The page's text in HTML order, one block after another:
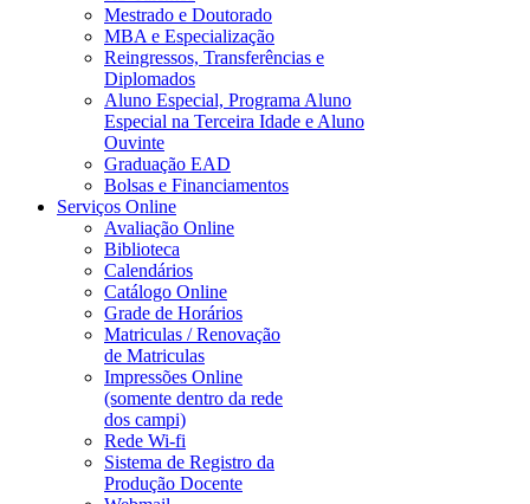
Mestrado e Doutorado
MBA e Especialização
Reingressos, Transferências e
Diplomados
Aluno Especial, Programa Aluno
Especial na Terceira Idade e Aluno
Ouvinte
Graduação EAD
Bolsas e Financiamentos
Serviços Online
Avaliação Online
Biblioteca
Calendários
Catálogo Online
Grade de Horários
Matriculas / Renovação
de Matriculas
Impressões Online
(somente dentro da rede
dos campi)
Rede Wi-fi
Sistema de Registro da
Produção Docente